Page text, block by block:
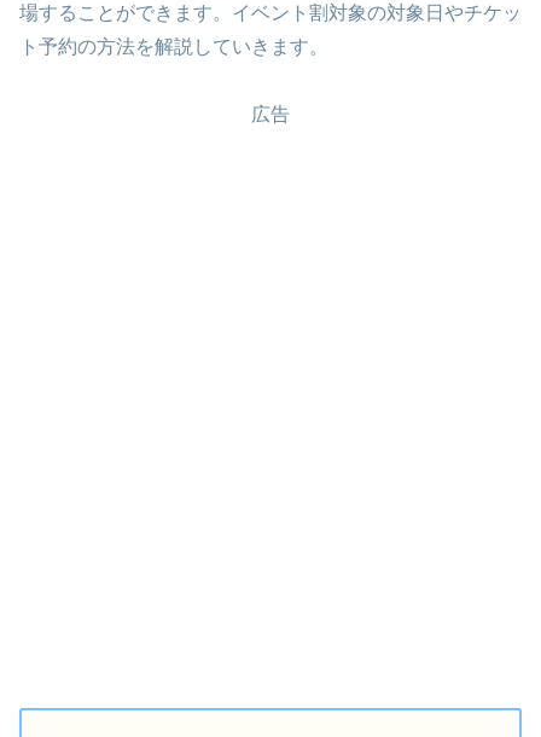
場することができます。イベント割対象の対象日やチケッ
ト予約の方法を解説していきます。
広告